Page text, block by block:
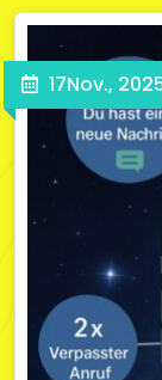
17Nov.,